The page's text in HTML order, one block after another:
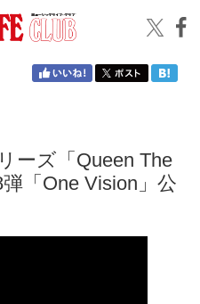
ーズ「Queen The
「One Vision」公